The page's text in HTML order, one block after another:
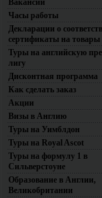
Вакансии
Часы работы
Декларации о
сертификаты на товары
Туры на английскую
лигу
Дисконтная программа
Как сделать заказ
Акции
Визы в Англию
Туры на Уимблдон
Туры на Royal Ascot
Туры на формулу 1 в
Сильверстоуне
Образование в Англии,
Великобритании